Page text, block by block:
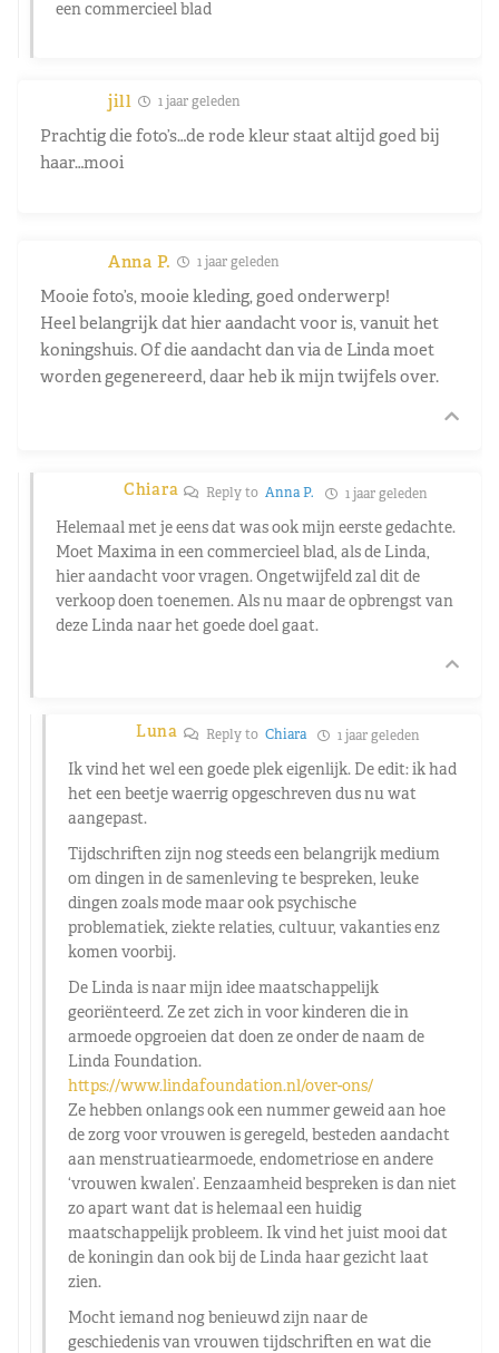
een commercieel blad
jill 1 jaar geleden
Prachtig die foto’s…de rode kleur staat altijd goed bij
haar…mooi
Anna P. 1 jaar geleden
Mooie foto’s, mooie kleding, goed onderwerp!
Heel belangrijk dat hier aandacht voor is, vanuit het
koningshuis. Of die aandacht dan via de Linda moet
worden gegenereerd, daar heb ik mijn twijfels over.
Chiara Reply toAnna P. 1 jaar geleden
Helemaal met je eens dat was ook mijn eerste gedachte.
Moet Maxima in een commercieel blad, als de Linda,
hier aandacht voor vragen. Ongetwijfeld zal dit de
verkoop doen toenemen. Als nu maar de opbrengst van
deze Linda naar het goede doel gaat.
Luna Reply to Chiara 1 jaar geleden
Ik vind het wel een goede plek eigenlijk. De edit: ik had
het een beetje waerrig opgeschreven dus nu wat
aangepast.
Tijdschriften zijn nog steeds een belangrijk medium
om dingen in de samenleving te bespreken, leuke
dingen zoals mode maar ook psychische
problematiek, ziekte relaties, cultuur, vakanties enz
komen voorbij.
De Linda is naar mijn idee maatschappelijk
georiënteerd. Ze zet zich in voor kinderen die in
armoede opgroeien dat doen ze onder de naam de
Linda Foundation.
https://www.lindafoundation.nl/over-ons/
Ze hebben onlangs ook een nummer geweid aan hoe
de zorg voor vrouwen is geregeld, besteden aandacht
aan menstruatiearmoede, endometriose en andere
‘vrouwen kwalen’. Eenzaamheid bespreken is dan niet
zo apart want dat is helemaal een huidig
maatschappelijk probleem. Ik vind het juist mooi dat
de koningin dan ook bij de Linda haar gezicht laat
zien.
Mocht iemand nog benieuwd zijn naar de
geschiedenis van vrouwen tijdschriften en wat die